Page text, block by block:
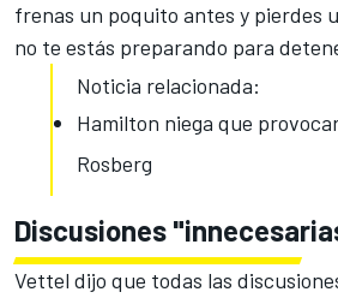
frenas un poquito antes y pierdes
no te estás preparando para
Noticia relacionada:
Hamilton niega que
Rosberg
Discusiones
Vettel dijo que todas las